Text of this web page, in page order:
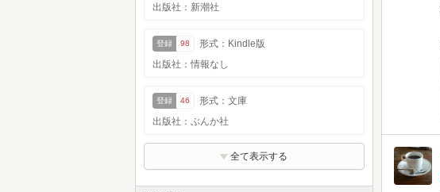
出版社：新潮社
登録 98
形式：Kindle版
出版社：情報なし
登録 46
形式：文庫
出版社：ぶんか社
全て表示する